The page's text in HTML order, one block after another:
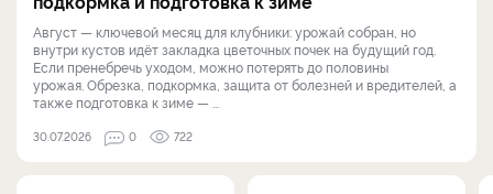
Август — ключевой месяц для клубники: урожай собран, но
внутри кустов идёт закладка цветочных почек на будущий год.
Если пренебречь уходом, можно потерять до половины
урожая. Обрезка, подкормка, защита от болезней и вредителей, а
также подготовка к зиме — ...
30.07.2026 0 722